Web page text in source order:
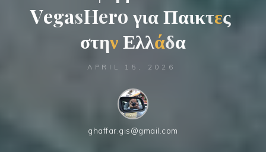
VegasHero γιαΠαικτες
στηνΕλλάδα
APRIL 15, 2026
ghaffar.gis@gmail.com